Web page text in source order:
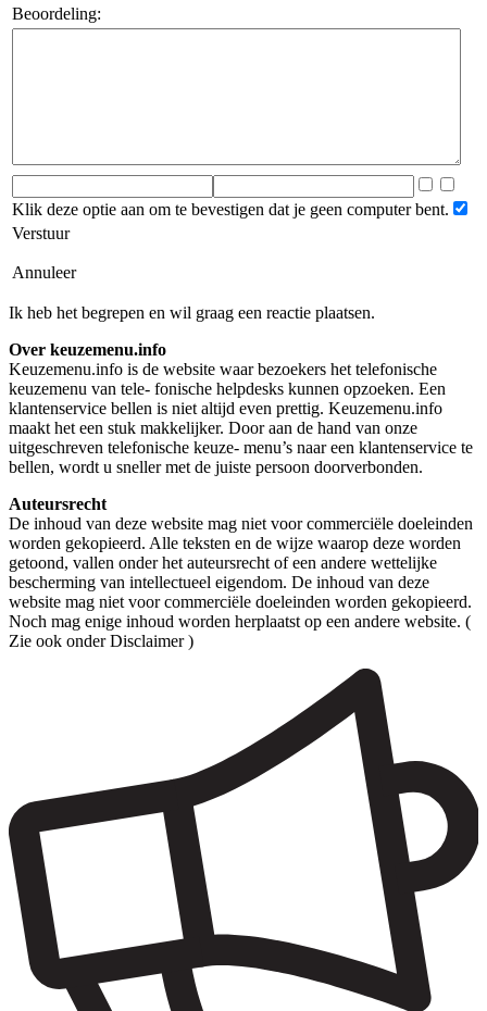
Beoordeling:
Klik deze optie aan om te bevestigen dat je geen computer bent.
Verstuur
Annuleer
Ik heb het begrepen en wil graag een reactie plaatsen.
Over keuzemenu.info
Keuzemenu.info is de website waar bezoekers het telefonische
keuzemenu van tele- fonische helpdesks kunnen opzoeken. Een
klantenservice bellen is niet altijd even prettig. Keuzemenu.info
maakt het een stuk makkelijker. Door aan de hand van onze
uitgeschreven telefonische keuze- menu’s naar een klantenservice te
bellen, wordt u sneller met de juiste persoon doorverbonden.
Auteursrecht
De inhoud van deze website mag niet voor commerciële doeleinden
worden gekopieerd. Alle teksten en de wijze waarop deze worden
getoond, vallen onder het auteursrecht of een andere wettelijke
bescherming van intellectueel eigendom. De inhoud van deze
website mag niet voor commerciële doeleinden worden gekopieerd.
Noch mag enige inhoud worden herplaatst op een andere website. (
Zie ook onder Disclaimer )